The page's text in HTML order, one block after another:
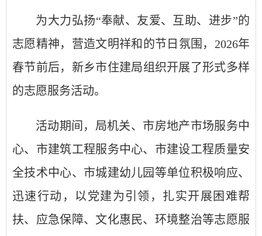
为大力弘扬“奉献、友爱、互助、进步”的
志愿精神，营造文明祥和的节日氛围， 2026年
春节前后，新乡市住建局组织开展了形式多样
的志愿服务活动。
活动期间， 局机关、 市房地产市场服务中
心、市建筑工程服务中心、市建设工程质量安
全技术中心、市城建幼儿园等单位积极响应、
迅速行动，以党建为引领，扎实开展困难帮
扶、应急保障、文化惠民、环境整治等志愿服